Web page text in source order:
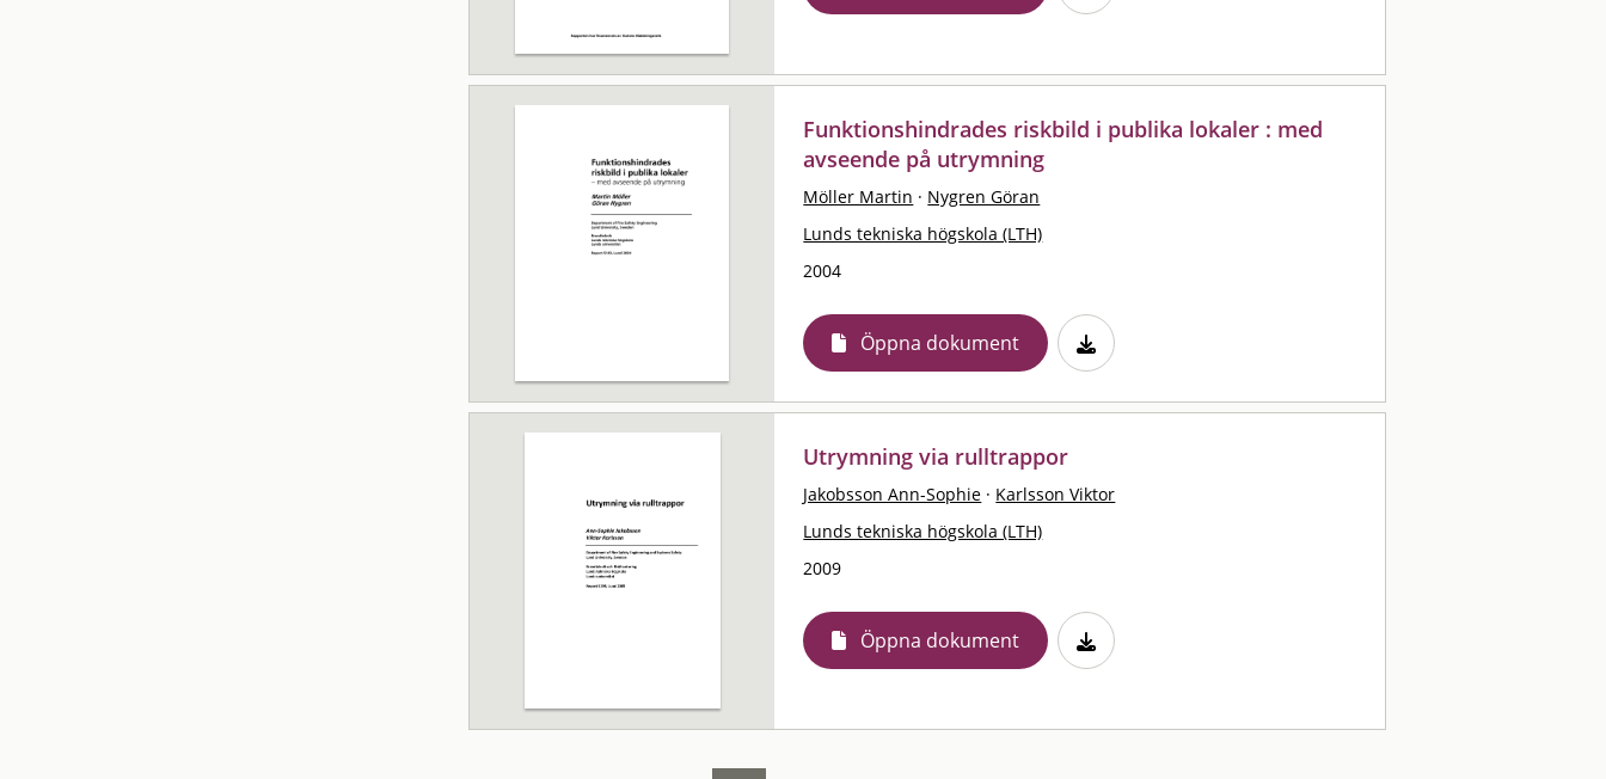
Funktionshindrades riskbild i publika lokaler : med
avseende på utrymning
Möller Martin · Nygren Göran
Lunds tekniska högskola (LTH)
2004
Öppna dokument
Utrymning via rulltrappor
Jakobsson Ann-Sophie · Karlsson Viktor
Lunds tekniska högskola (LTH)
2009
Öppna dokument